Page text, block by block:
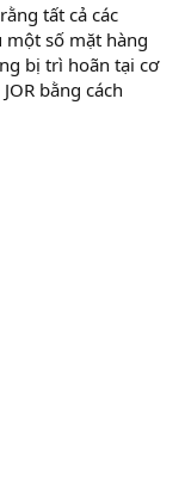
tất cả các
một số mặt hàng
bị trì hoãn tại cơ
bằng cách